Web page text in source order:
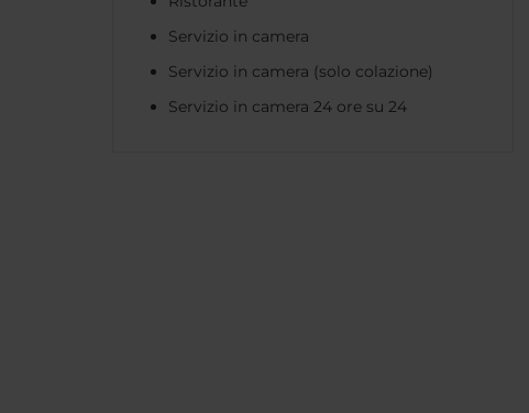
Servizio in camera
Servizio in camera (solo colazione)
Servizio in camera 24 ore su 24